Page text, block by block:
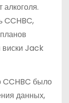
CCHBC,
виски Jack
CCHBC было
данных,